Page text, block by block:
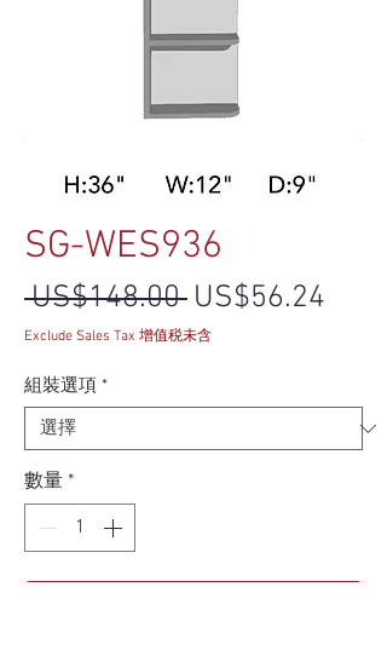
SG-WES936
US$148.00 一般價格
US$56.24
Exclude Sales Tax 增值税未含
組裝選項 *
數量 *